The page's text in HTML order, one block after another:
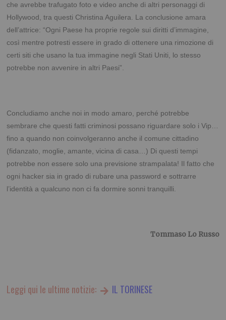
che avrebbe trafugato foto e video anche di altri personaggi di
Hollywood, tra questi Christina Aguilera. La conclusione amara
dell’attrice: “Ogni Paese ha proprie regole sui diritti d’immagine,
così mentre potresti essere in grado di ottenere una rimozione di
certi siti che usano la tua immagine negli Stati Uniti, lo stesso
potrebbe non avvenire in altri Paesi”.
Concludiamo anche noi in modo amaro, perché potrebbe
sembrare che questi fatti criminosi possano riguardare solo i Vip…
fino a quando non coinvolgeranno anche il comune cittadino
(fidanzato, moglie, amante, vicina di casa…) Di questi tempi
potrebbe non essere solo una previsione strampalata! Il fatto che
ogni hacker sia in grado di rubare una password e sottrarre
l’identità a qualcuno non ci fa dormire sonni tranquilli.
Tommaso Lo Russo
Leggi qui le ultime notizie: IL TORINESE